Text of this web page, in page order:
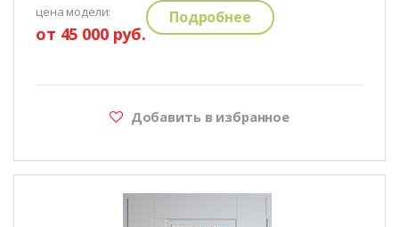
цена модели:
от 45 000 руб.
Подробнее
Добавить в избранное